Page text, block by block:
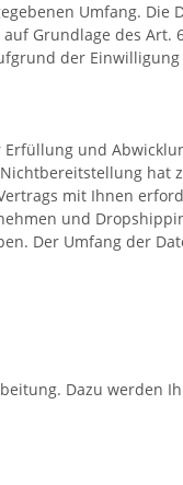
Umfang. Die
Grundlage des Art.
der
und
hat
mit Ihnen
und
Der Umfang der
Dazu werden